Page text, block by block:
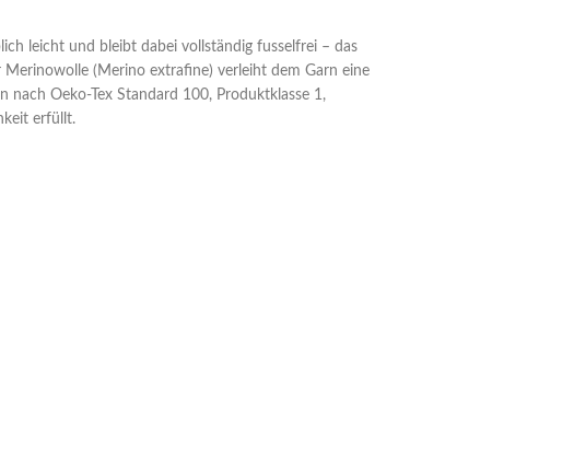
leicht und bleibt dabei vollständig fusselfrei – das
(Merino extrafine) verleiht dem Garn eine
Oeko-Tex Standard 100, Produktklasse 1,
erfüllt.